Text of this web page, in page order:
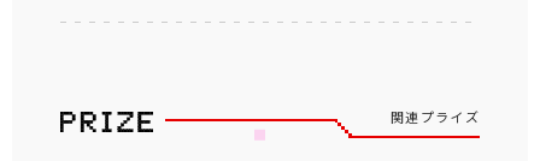
関連プライズ